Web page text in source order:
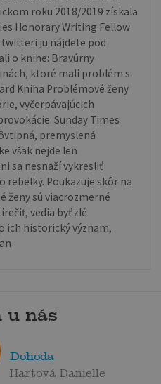
roku 2018/2019 získala
Honorary Writing Fellow
twitteri ju nájdete pod
o knihe: Bravúrny
ktoré mali problém s
Kniha Problémové ženy
vyčerpávajúcich
Sunday Times
premyslená
však nejde len
sa nesnaží vykresliť
Poukazuje skôr na
ženy sú viacrozmerné
vedia byť zlé
ich historický význam,
u nás
Dohoda
Hartová Danielle